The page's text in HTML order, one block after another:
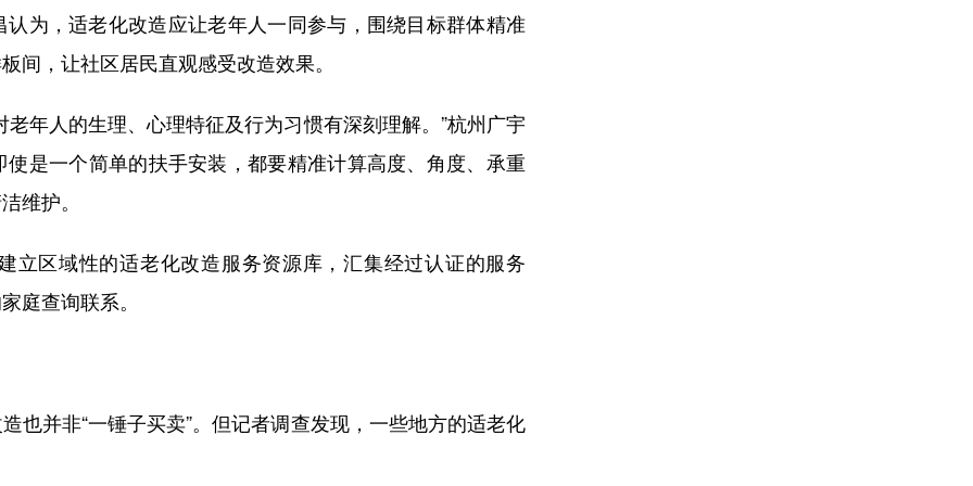
，适老化改造应让老年人一同参与，围绕目标群体精准
间，让社区居民直观感受改造效果。
人的生理、心理特征及行为习惯有深刻理解。”杭州广宇
是一个简单的扶手安装，都要精准计算高度、角度、承重
维护。
区域性的适老化改造服务资源库，汇集经过认证的服务
庭查询联系。
并非“一锤子买卖”。但记者调查发现，一些地方的适老化